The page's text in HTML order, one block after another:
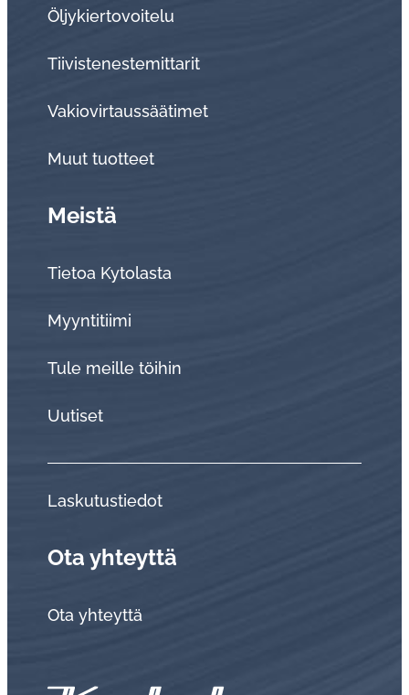
Öljykiertovoitelu
Tiivistenestemittarit
Vakiovirtaussäätimet
Muut tuotteet
Meistä
Tietoa Kytolasta
Myyntitiimi
Tule meille töihin
Uutiset
Laskutustiedot
Ota yhteyttä
Ota yhteyttä